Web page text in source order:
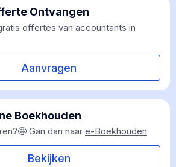
Ontvangen
offertes van accountants in
Aanvragen
Boekhouden
Gan dan naar e-Boekhouden
Bekijken